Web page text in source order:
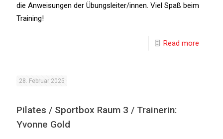
die Anweisungen der Übungsleiter/innen. Viel Spaß beim
Training!
Read more
28. Februar 2025
Pilates / Sportbox Raum 3 / Trainerin:
Yvonne Gold